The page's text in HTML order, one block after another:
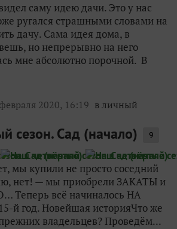
саму идею дачи. Это у нас
ругался страшными словами на
дачу. Сама идея дома, в
но непрерывно на него
мне абсолютно порочной. В
2020, 16:19 в личный
сезон. Сад (начало) 9
мы купили не просто соседний
нет! — мы приобрели ЗАКАТЫ и
Теперь всё начиналось НА
й год. Новейшая историяЧто же
владельцев? Проведём...